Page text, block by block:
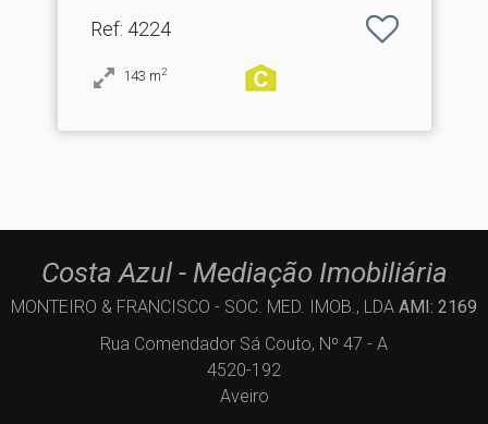
Ref: 4224
143 m2
Costa Azul - Mediação Imobiliária
MONTEIRO & FRANCISCO - SOC. MED. IMOB., LDA AMI: 2169
Rua Comendador Sá Couto, Nº 47 - A
4520-192
Aveiro